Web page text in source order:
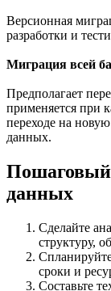
Версионная
разработки и
Миграция всей
Предполагает
применяется при
переходе на
данных.
Пошаговый
данных
Сделайте
структуру,
сроки и
Составьте